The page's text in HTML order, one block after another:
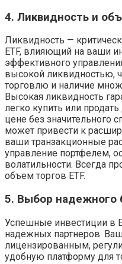
4. Ликвидность и
Ликвидность —
ETF, влияющий на ваши
эффективного
высокой ликвидностью,
торговлю и наличие
Высокая ликвидность
легко купить или
цене без значительного
может привести к
ваши транзакционные
управление портфелем,
волатильности. Всегда
объем торгов ETF.
5. Выбор надежного
Успешные инвестиции в
надежных партнеров.
лицензированным,
удобную платформу для